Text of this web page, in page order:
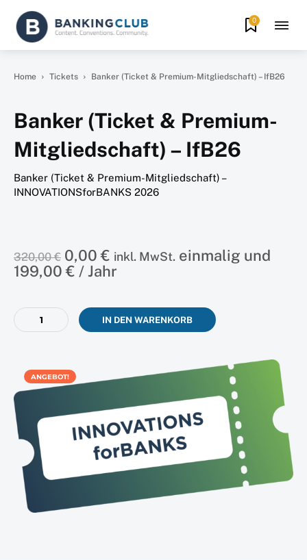
0
ANGEBOT!
Home Tickets Banker (Ticket & Premium-Mitgliedschaft) – IfB26
Banker (Ticket & Premium-
Mitgliedschaft) – IfB26
Banker (Ticket & Premium-Mitgliedschaft) –
INNOVATIONSforBANKS 2026
320,00€ Ursprünglicher
Preis
war:
0,00€ Aktueller
Preis
inkl. MwSt. einmalig und
199,00€ / Jahr
Banker
(Ticket
Mitgliedschaft)
IfB26
Menge
IN DEN WARENKORB